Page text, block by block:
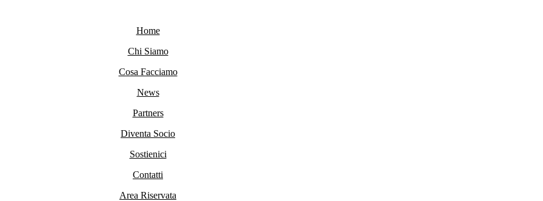
Home
Chi Siamo
Cosa Facciamo
News
Partners
Diventa Socio
Sostienici
Contatti
Area Riservata